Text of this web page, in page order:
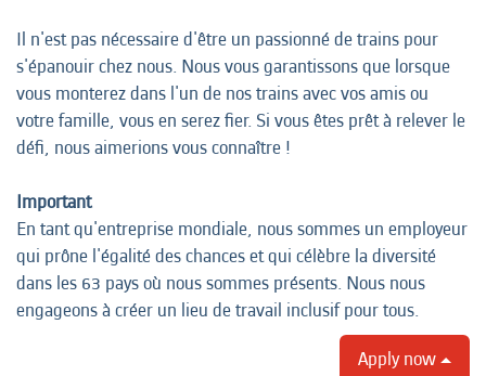
Il n'est pas nécessaire d'être un passionné de trains pour
s'épanouir chez nous. Nous vous garantissons que lorsque
vous monterez dans l'un de nos trains avec vos amis ou
votre famille, vous en serez fier. Si vous êtes prêt à relever le
défi, nous aimerions vous connaître !
Important
En tant qu'entreprise mondiale, nous sommes un employeur
qui prône l'égalité des chances et qui célèbre la diversité
dans les 63 pays où nous sommes présents. Nous nous
engageons à créer un lieu de travail inclusif pour tous.
Apply now